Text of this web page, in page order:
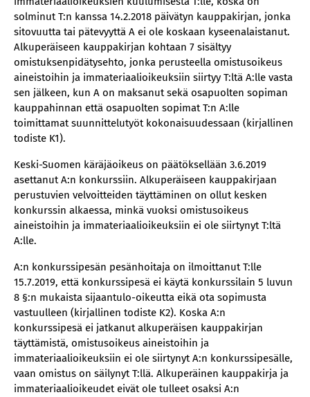
solminut T:n kanssa 14.2.2018 päivätyn kauppakirjan, jonka
sitovuutta tai pätevyyttä A ei ole koskaan kyseenalaistanut.
Alkuperäiseen kauppakirjan kohtaan 7 sisältyy
omistuksenpidätysehto, jonka perusteella omistusoikeus
aineistoihin ja immateriaalioikeuksiin siirtyy T:ltä A:lle vasta
sen jälkeen, kun A on maksanut sekä osapuolten sopiman
kauppahinnan että osapuolten sopimat T:n A:lle
toimittamat suunnittelutyöt kokonaisuudessaan (kirjallinen
todiste K1).
Keski-Suomen käräjäoikeus on päätöksellään 3.6.2019
asettanut A:n konkurssiin. Alkuperäiseen kauppakirjaan
perustuvien velvoitteiden täyttäminen on ollut kesken
konkurssin alkaessa, minkä vuoksi omistusoikeus
aineistoihin ja immateriaalioikeuksiin ei ole siirtynyt T:ltä
A:lle.
A:n konkurssipesän pesänhoitaja on ilmoittanut T:lle
15.7.2019, että konkurssipesä ei käytä konkurssilain 5 luvun
8 §:n mukaista sijaantulo-oikeutta eikä ota sopimusta
vastuulleen (kirjallinen todiste K2). Koska A:n
konkurssipesä ei jatkanut alkuperäisen kauppakirjan
täyttämistä, omistusoikeus aineistoihin ja
immateriaalioikeuksiin ei ole siirtynyt A:n konkurssipesälle,
vaan omistus on säilynyt T:llä. Alkuperäinen kauppakirja ja
immateriaalioikeudet eivät ole tulleet osaksi A:n